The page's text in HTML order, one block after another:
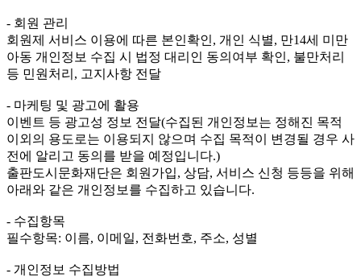
- 회원 관리
회원제 서비스 이용에 따른 본인확인, 개인 식별, 만14세 미만
아동 개인정보 수집 시 법정 대리인 동의여부 확인, 불만처리
등 민원처리, 고지사항 전달
- 마케팅 및 광고에 활용
이벤트 등 광고성 정보 전달(수집된 개인정보는 정해진 목적
이외의 용도로는 이용되지 않으며 수집 목적이 변경될 경우 사
전에 알리고 동의를 받을 예정입니다.)
출판도시문화재단은 회원가입, 상담, 서비스 신청 등등을 위해
아래와 같은 개인정보를 수집하고 있습니다.
- 수집항목
필수항목: 이름, 이메일, 전화번호, 주소, 성별
- 개인정보 수집방법